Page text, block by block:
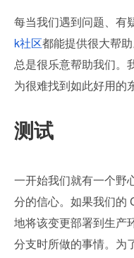
每当我们遇到问题、有
k社区都能提供很大帮助
总是很乐意帮助我们。
为很难找到如此好用的
测试
一开始我们就有一个野
分的信心。如果我们的
地将该变更部署到生
分支时所做的事情。为